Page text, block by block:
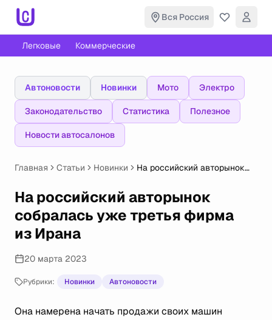
Вся Россия
Легковые Коммерческие
Автоновости Новинки Мото Электро
Законодательство Статистика Полезное
Новости автосалонов
Главная Статьи Новинки
На российский авторынок
фирма из Ирана
На российский авторынок
собралась уже третья фирма
из Ирана
20 марта 2023
Рубрики: Новинки Автоновости
Она намерена начать продажи своих машин